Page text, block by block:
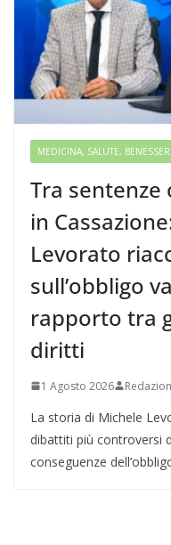
MEDICINA, SALUTE,
Tra
in
Levorato
sull’obbligo
rapporto tra
diritti
1 Agosto 2026
La storia di Michele
dibattiti più controversi
conseguenze